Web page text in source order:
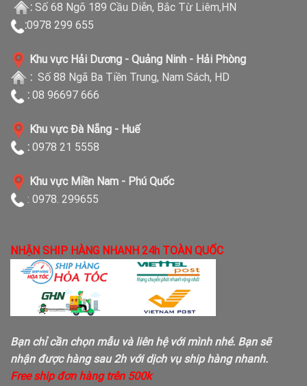
: Số 68 Ngõ 189 Cầu Diễn, Bắc Từ Liêm,HN
:0978 299 655
Khu vực Hải Dương - Quảng Ninh - Hải Phòng
: Số 88 Ngã Ba Tiền Trung, Nam Sách, HD
: 08 96697 666
Khu vực Đà Nẵng - Huế
: 0978 21 5558
Khu vực Miền Nam - Phú Quốc
: 0978. 299655
NHẬN SHIP HÀNG NHANH 24h TOÀN QUỐC
Bạn chỉ cần chọn mẫu và liên hệ với mình nhé. Bạn sẽ
nhận được hàng sau 2h với dịch vụ ship hàng nhanh.
Free ship đơn hàng trên 500k